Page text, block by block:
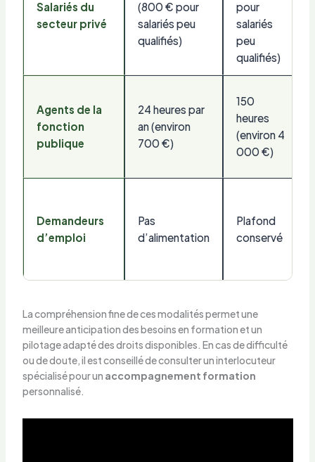
Salariés du
secteur privé
(800 € pour
salariés peu
qualifiés)
pour
salariés
peu
qualifiés)
Agents de la
fonction
publique
24 heures par
an (environ
700 €)
150
heures
(environ 4
000 €)
Demandeurs
d’emploi
Pas
d’alimentation
Plafond
conservé
La compréhension fine de ces modalités permet une
meilleure anticipation des besoins en formation et un
pilotage adapté des droits disponibles. En cas de difficulté
ou de doute, il est conseillé de consulter un interlocuteur
spécialisé pour un accompagnement formation
personnalisé.